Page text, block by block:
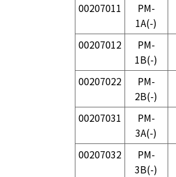
00207011
PM-
1A(-)
00207012
PM-
1B(-)
00207022
PM-
2B(-)
00207031
PM-
3A(-)
00207032
PM-
3B(-)